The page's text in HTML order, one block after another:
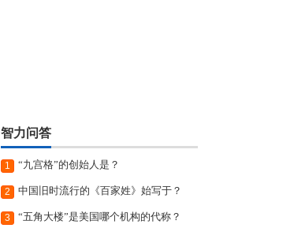
智力问答
1 “九宫格”的创始人是？
2 中国旧时流行的《百家姓》始写于？
3 “五角大楼”是美国哪个机构的代称？